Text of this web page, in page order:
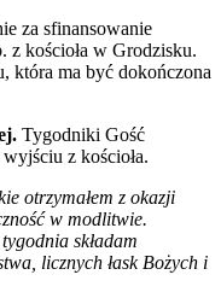
za sfinansowanie
z kościoła w Grodzisku.
która ma być dokończona
Tygodniki Gość
z kościoła.
otrzymałem z okazji
w modlitwie.
składam
licznych łask Bożych i